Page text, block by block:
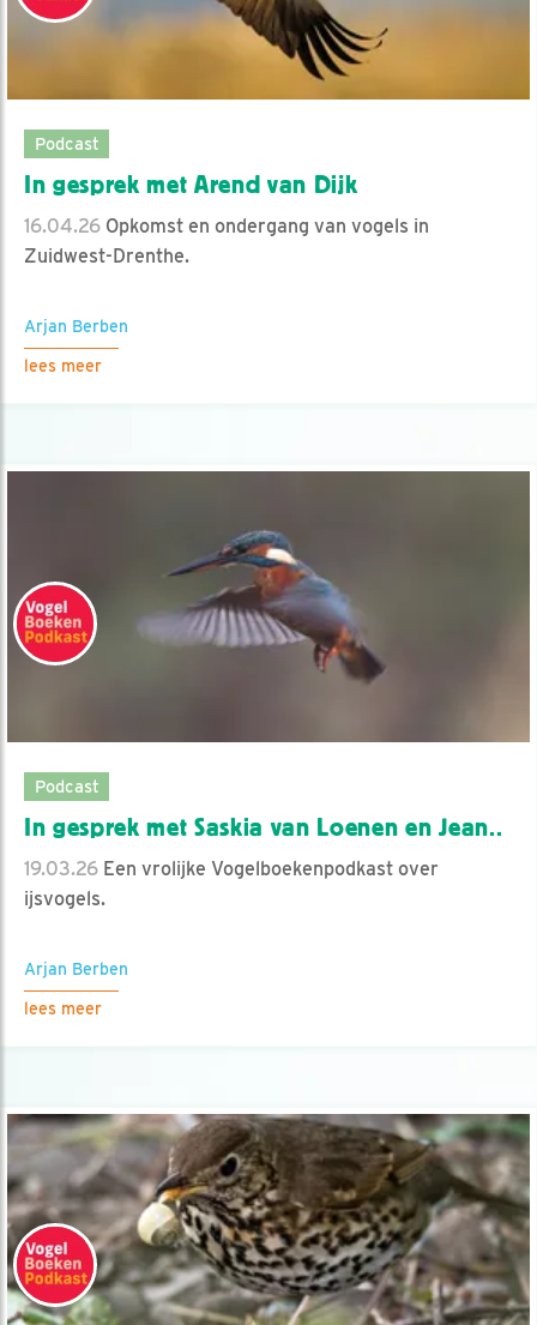
Podcast
In gesprek met Arend van Dijk
16.04.26 Opkomst en ondergang van vogels in
Zuidwest-Drenthe.
Arjan Berben
lees meer
Podcast
In gesprek met Saskia van Loenen en Jean..
19.03.26 Een vrolijke Vogelboekenpodkast over
ijsvogels.
Arjan Berben
lees meer